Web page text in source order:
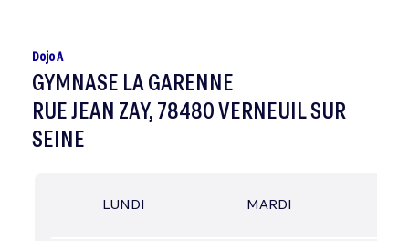
Dojo A
GYMNASE LA GARENNE
RUE JEAN ZAY, 78480 VERNEUIL SUR
SEINE
LUNDI MARDI